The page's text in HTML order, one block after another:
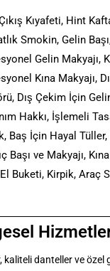
Kıyafeti, Hint
Smokin, Gelin
Gelin Makyajı,
Kına Makyajı,
Dış Çekim İçin
Hakkı, İşlemeli
Baş İçin Hayal
Başı ve Makyajı,
El Buketi, Kirpik, Araç
danteller ve